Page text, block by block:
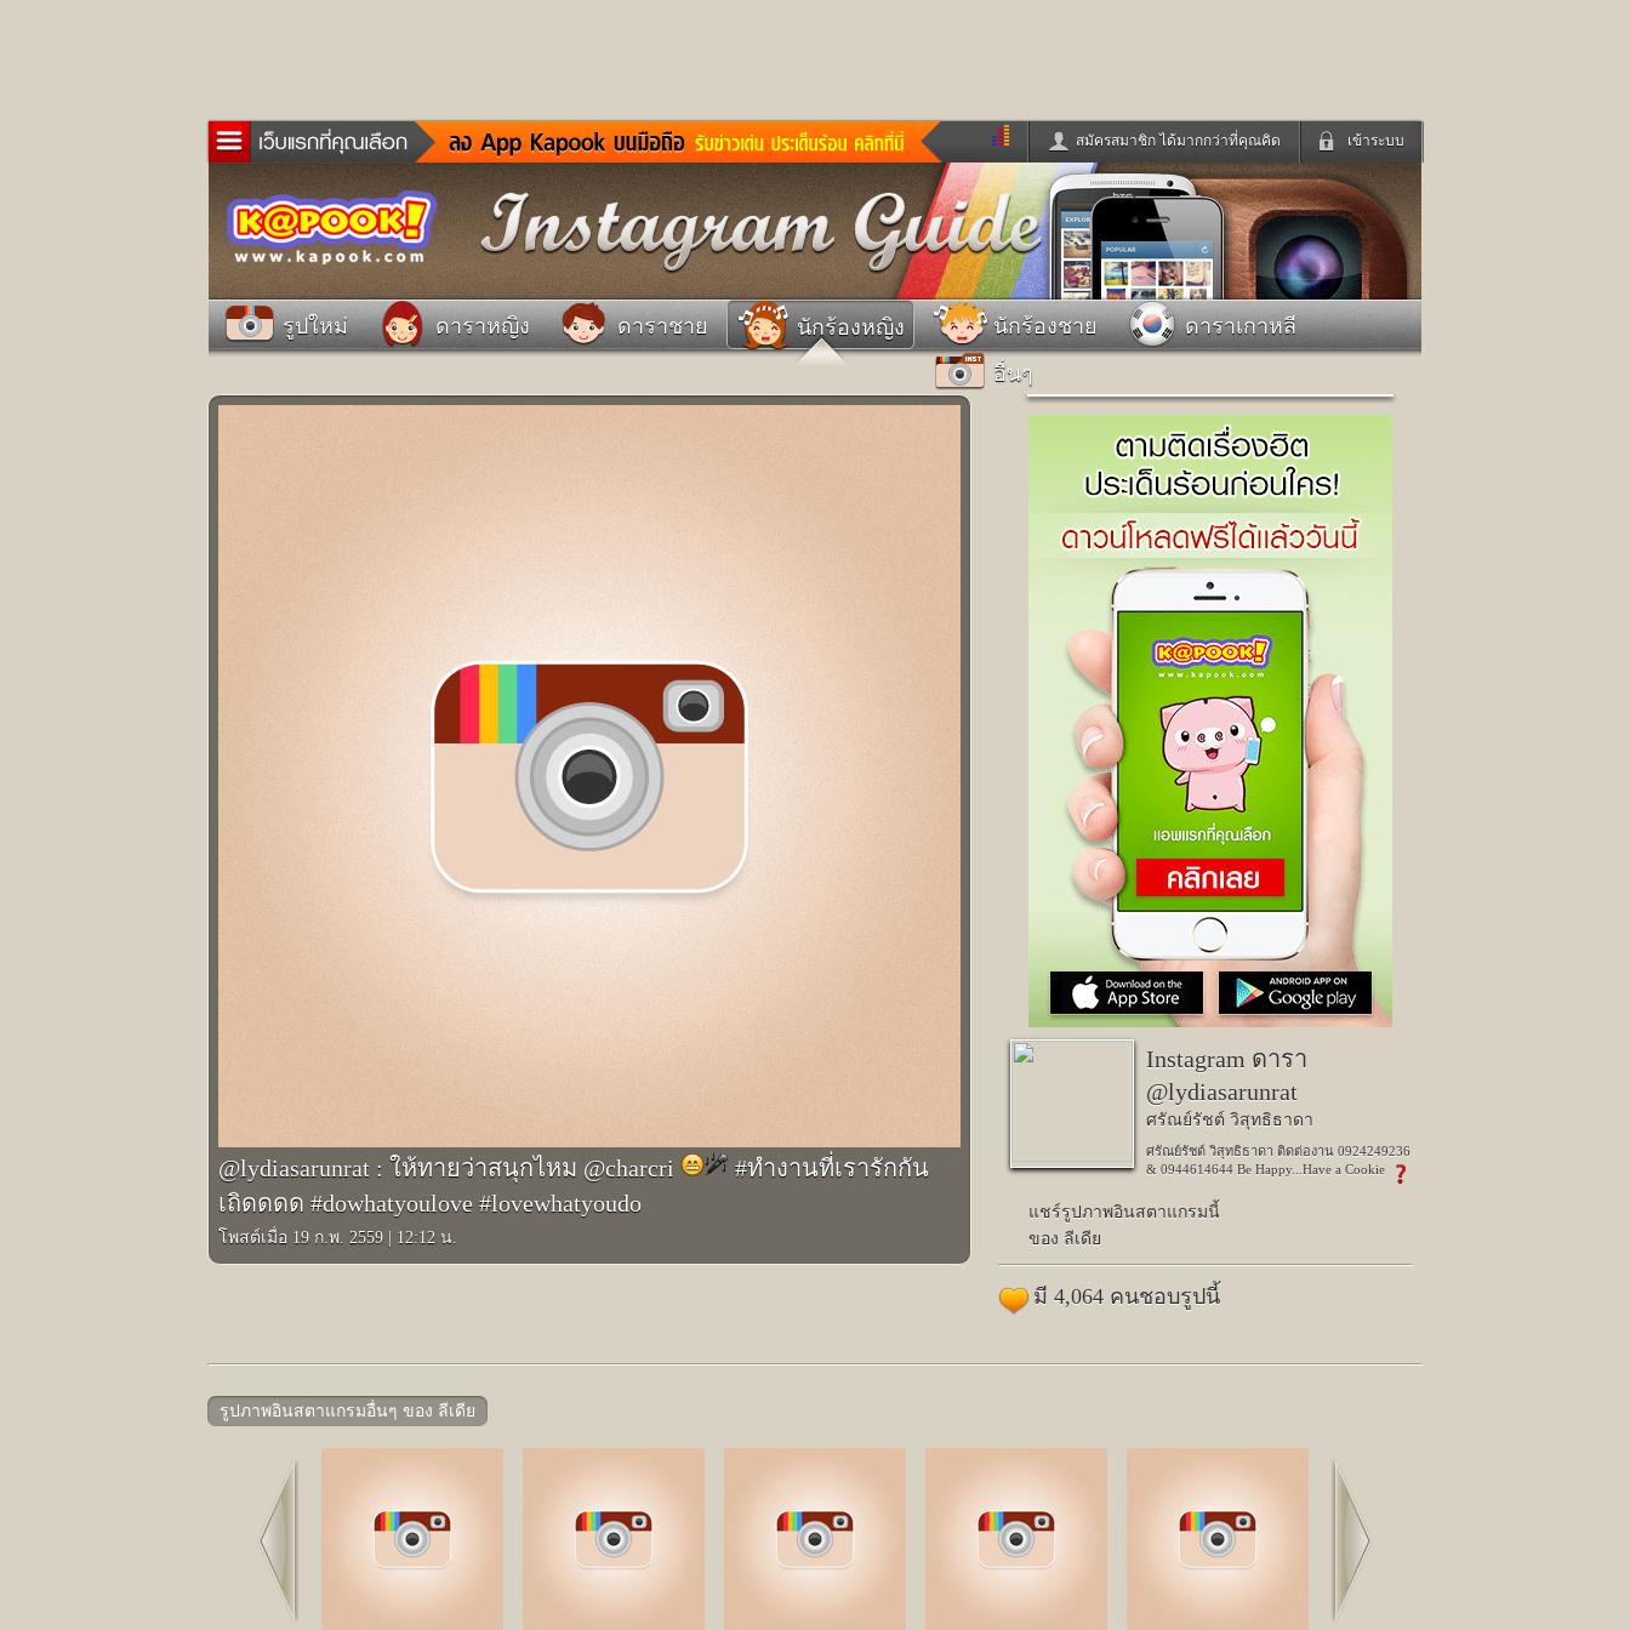
เข้าระบบ
สมัครสมาชิก ได้มากกว่าที่คุณคิด
ข่าวด่วน ข่าวสั้น ข่าวดารา
ดูทีวี
ละคร
หนังใหม่ ฟังเพลง
ฟังวิทยุออนไลน์
เกม
หมากรุกไทย แชทหมากฮอส
Glitter
แต่งงาน
แม่และเด็ก
ดูดวง
ทำนายฝัน สุขภาพ
สัตว์เลี้ยง
ผู้ชาย
ผลบอล บ้านและการตกแต่ง
ท่องเที่ยว
iCare
dictionary
เช็คความเร็วเน็ต
Facebook
เข้าระบบด้วย User Kapook
Email
Password
เข้าระบบด้วย Facebook
รูปใหม่ ดาราหญิง ดาราชาย นักร้องหญิง นักร้องชาย
ดาราเกาหลี
อื่นๆ
@lydiasarunrat : ให้ทายว่าสนุกไหม @charcri
#ทำงานที่เรารักกัน
เถิดดดด #dowhatyoulove #lovewhatyoudo
โพสต์เมื่อ 19 ก.พ. 2559 12:12 น.
Instagram ดารา
@lydiasarunrat
ศรัณย์รัชต์ วิสุทธิธาดา
ศรัณย์รัชต์ วิสุทธิธาดา ติดต่องาน 0924249236
& 0944614644 Be Happy...Have a Cookie
แชร์รูปภาพอินสตาแกรมนี้
ของ ลีเดีย
มี 4,064 คนชอบรูปนี้
รูปภาพอินสตาแกรมอื่นๆ ของ ลีเดีย